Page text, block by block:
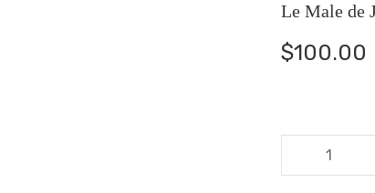
Le Male de
$100.00